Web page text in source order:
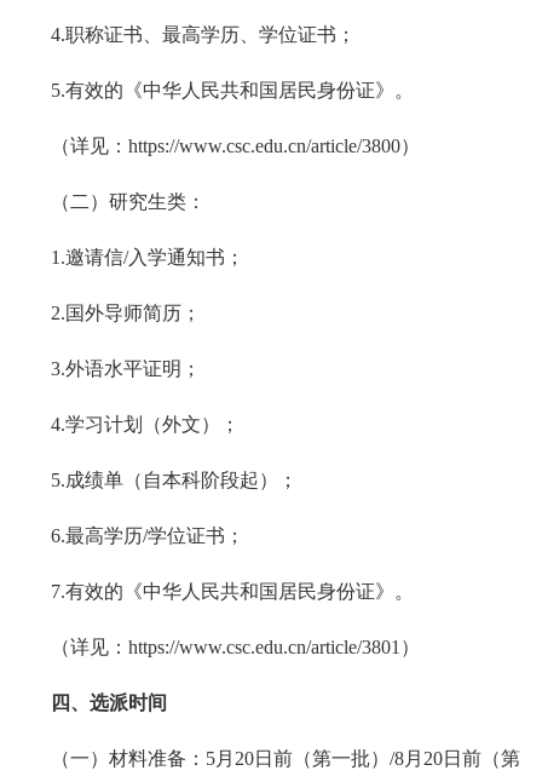
4.职称证书、最高学历、学位证书；
5.有效的《中华人民共和国居民身份证》。
（详见：https://www.csc.edu.cn/article/3800）
（二）研究生类：
1.邀请信/入学通知书；
2.国外导师简历；
3.外语水平证明；
4.学习计划（外文）；
5.成绩单（自本科阶段起）；
6.最高学历/学位证书；
7.有效的《中华人民共和国居民身份证》。
（详见：https://www.csc.edu.cn/article/3801）
四、选派时间
（一）材料准备：5月20日前（第一批）/8月20日前（第